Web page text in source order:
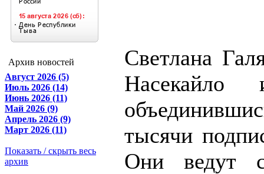
Архив новостей
Август 2026 (5)
Июль 2026 (14)
Июнь 2026 (11)
Май 2026 (9)
Апрель 2026 (9)
Март 2026 (11)
Показать / скрыть весь
архив
Светлана
тысячи
Они ведут